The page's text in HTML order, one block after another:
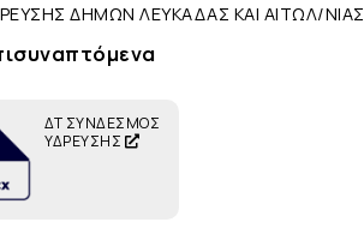
ΔΗΜΩΝ ΛΕΥΚΑΔΑΣ ΚΑΙ ΑΙΤΩΛ/ΝΙΑΣ
ΔΤ ΣΥΝΔΕΣΜΟΣ
ΥΔΡΕΥΣΗΣ